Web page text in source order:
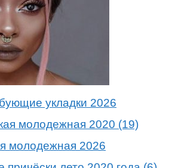
укладки 2026
молодежная 2026